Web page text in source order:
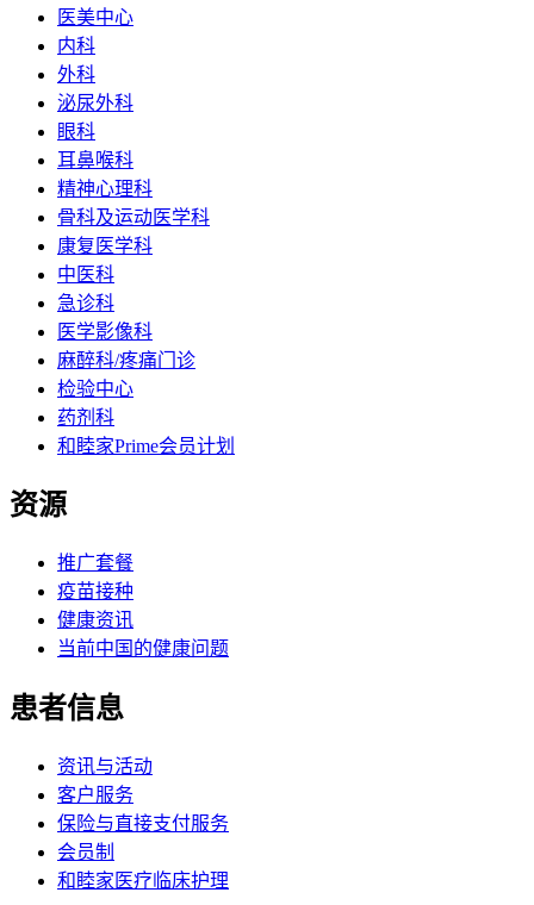
医美中心
内科
外科
泌尿外科
眼科
耳鼻喉科
精神心理科
骨科及运动医学科
康复医学科
中医科
急诊科
医学影像科
麻醉科/疼痛门诊
检验中心
药剂科
和睦家Prime会员计划
资源
推广套餐
疫苗接种
健康资讯
当前中国的健康问题
患者信息
资讯与活动
客户服务
保险与直接支付服务
会员制
和睦家医疗临床护理